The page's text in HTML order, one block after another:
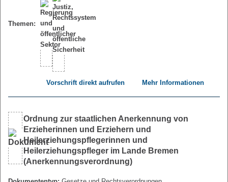
Themen:
Vorschrift direkt aufrufen Mehr Informationen
Ordnung zur staatlichen Anerkennung von
Erzieherinnen und Erziehern und
Heilerziehungspflegerinnen und
Heilerziehungspfleger im Lande Bremen
(Anerkennungsverordnung)